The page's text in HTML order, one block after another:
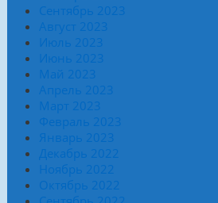
Сентябрь 2023
Август 2023
Июль 2023
Июнь 2023
Май 2023
Апрель 2023
Март 2023
Февраль 2023
Январь 2023
Декабрь 2022
Ноябрь 2022
Октябрь 2022